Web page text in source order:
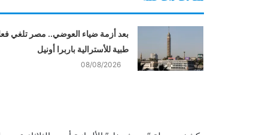
بعد أزمة ضياء العوضي.. مصر تلغي
طبية للأسترالية باربرا أونيل
08/08/2026